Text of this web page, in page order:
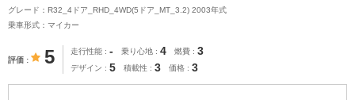
グレード：R32_4ドア_RHD_4WD(5ドア_MT_3.2) 2003年式
乗車形式：マイカー
評価 5 走行性能 - 乗り心地 4 燃費 3
デザイン 5 積載性 3 価格 3